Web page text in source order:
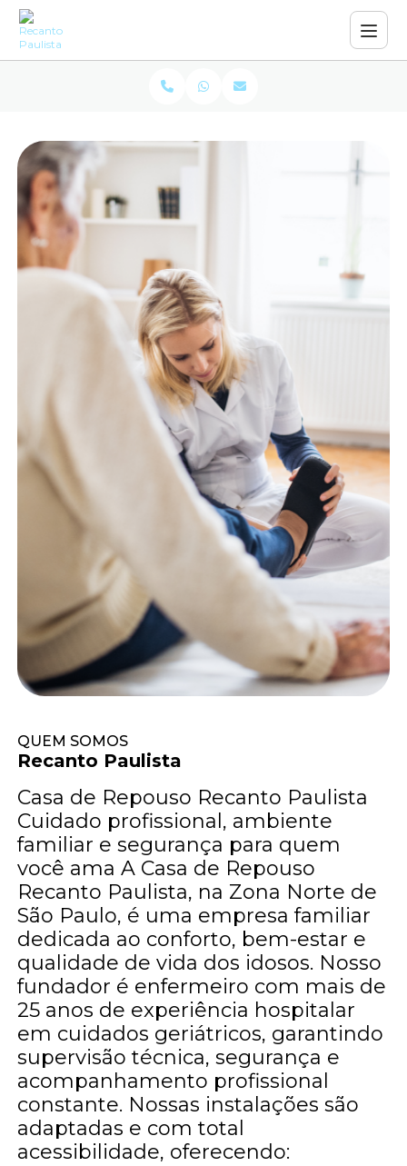
QUEM SOMOS
Recanto Paulista
Casa de Repouso Recanto Paulista
Cuidado profissional, ambiente
familiar e segurança para quem
você ama A Casa de Repouso
Recanto Paulista, na Zona Norte de
São Paulo, é uma empresa familiar
dedicada ao conforto, bem-estar e
qualidade de vida dos idosos. Nosso
fundador é enfermeiro com mais de
25 anos de experiência hospitalar
em cuidados geriátricos, garantindo
supervisão técnica, segurança e
acompanhamento profissional
constante. Nossas instalações são
adaptadas e com total
acessibilidade, oferecendo: